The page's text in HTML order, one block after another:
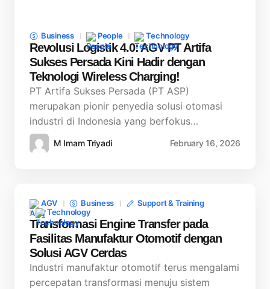
Business People Technology
Revolusi Logistik 4.0: AGV PT Artifa
Sukses Persada Kini Hadir dengan
Teknologi Wireless Charging!
PT Artifa Sukses Persada (PT ASP)
merupakan pionir penyedia solusi otomasi
industri di Indonesia yang berfokus…
M Imam Triyadi February 16, 2026
AGV Business
Support & Training
Technology
Transformasi Engine Transfer pada
Fasilitas Manufaktur Otomotif dengan
Solusi AGV Cerdas
Industri manufaktur otomotif terus mengalami
percepatan transformasi menuju sistem